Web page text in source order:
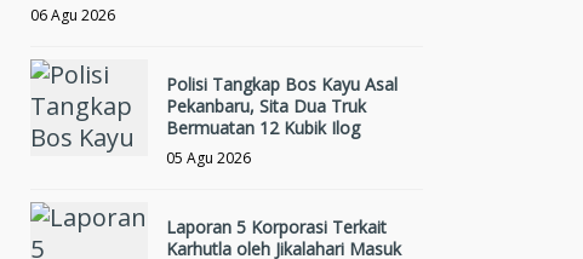
06 Agu 2026
Polisi Tangkap Bos Kayu Asal
Pekanbaru, Sita Dua Truk
Bermuatan 12 Kubik Ilog
05 Agu 2026
Laporan 5 Korporasi Terkait
Karhutla oleh Jikalahari Masuk